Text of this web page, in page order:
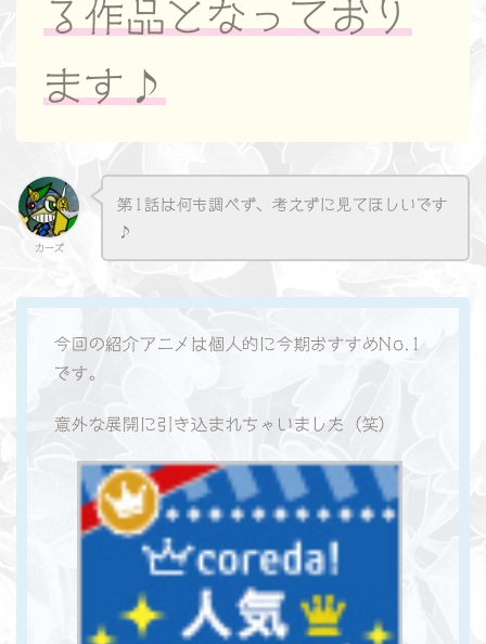
る作品となっており
ます♪
カーズ
第1話は何も調べず、考えずに見てほしいです
♪
今回の紹介アニメは個人的に今期おすすめNo.1
です。
意外な展開に引き込まれちゃいました（笑）